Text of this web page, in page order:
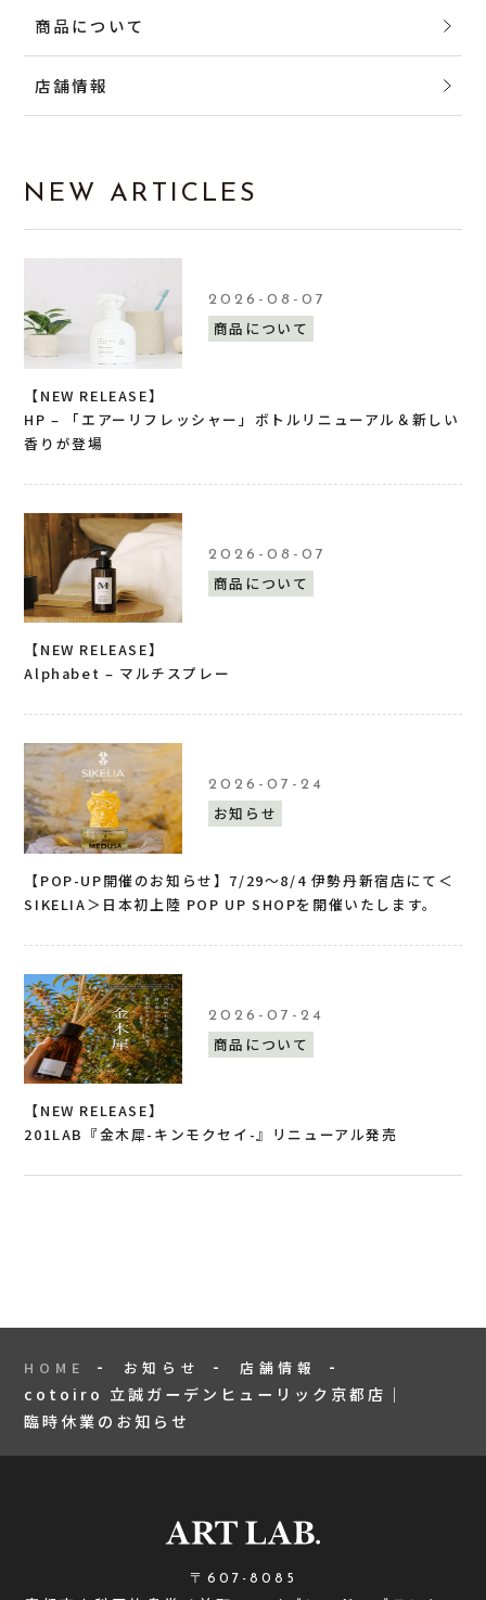
商品について
店舗情報
NEW ARTICLES
2026-08-07
商品について
【NEW RELEASE】
HP – 「エアーリフレッシャー」ボトルリニューアル＆新しい
香りが登場
2026-08-07
商品について
【NEW RELEASE】
Alphabet – マルチスプレー
2026-07-24
お知らせ
【POP-UP開催のお知らせ】7/29〜8/4 伊勢丹新宿店にて＜
SIKELIA＞日本初上陸 POP UP SHOPを開催いたします。
2026-07-24
商品について
【NEW RELEASE】
201LAB『金木犀-キンモクセイ-』リニューアル発売
HOME お知らせ 店舗情報
cotoiro 立誠ガーデンヒューリック京都店｜
臨時休業のお知らせ
〒607-8085